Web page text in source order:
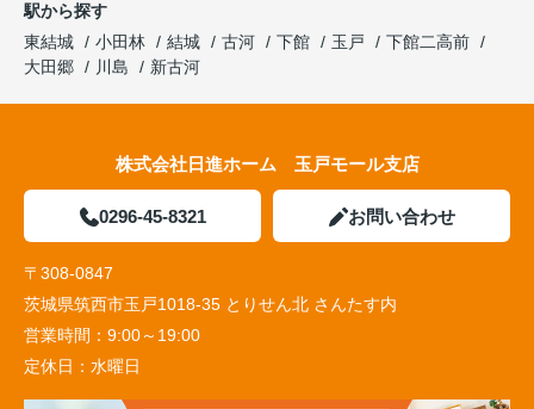
駅から探す
東結城
小田林 結城 古河 下館 玉戸
下館二高前
大田郷
川島 新古河
株式会社日進ホーム 玉戸モール支店
0296-45-8321 お問い合わせ
〒308-0847
茨城県筑西市玉戸1018-35 とりせん北 さんたす内
営業時間： 9:00～19:00
定休日： 水曜日